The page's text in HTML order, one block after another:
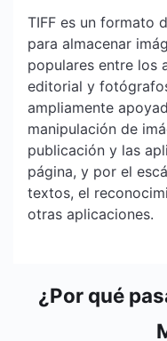
TIFF es un formato
para almacenar
populares entre los
editorial y
ampliamente
manipulación de
publicación y las
página, y por el
textos, el
otras aplicaciones.
¿Por qué